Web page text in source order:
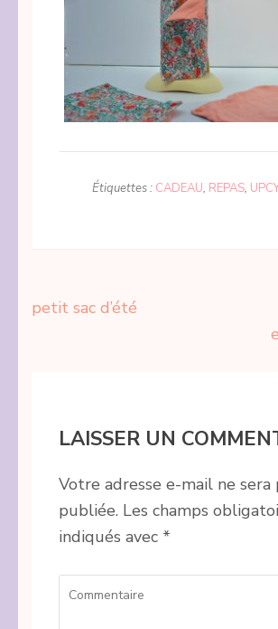
Étiquettes : CADEAU, REPAS,
Navigation
petit sac d’été
LAISSER UN
Votre adresse e-mail ne sera
publiée. Les champs
indiqués avec *
Commentaire